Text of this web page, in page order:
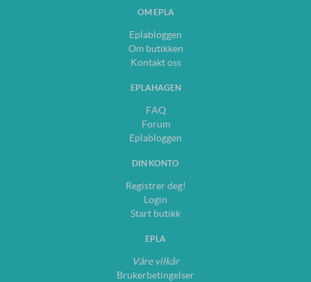
OM EPLA
Eplabloggen
Om butikken
Kontakt oss
EPLAHAGEN
FAQ
Forum
Eplabloggen
DIN KONTO
Registrer deg!
Login
Start butikk
EPLA
Våre vilkår
Brukerbetingelser